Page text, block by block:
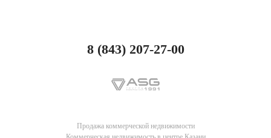
8 (843) 207-27-00
Продажа коммерческой недвижимости